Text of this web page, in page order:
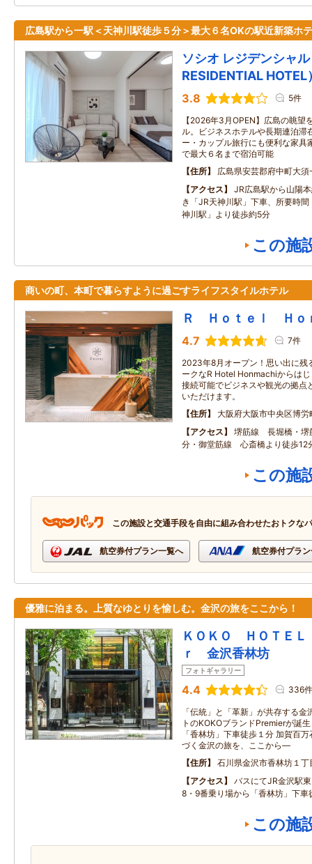
広島駅から一駅＜天神川駅徒歩５分＞最大６名OKの駅近新築ホ
ソシオ レジデンシャ
RESIDENTIAL HOTEL
3.8 5件
【2026年3月OPEN】広島の眺望
ル。ビジネスホテルや長期連泊滞
ー・カップル旅行にも便利な家具
で最大６名まで宿泊可能
住所
広島県安芸郡府中町大須
アクセス
JR広島駅から山陽
き「JR天神川駅」下車、所要時
神川駅」より徒歩約5分
この施
商いの町、本町で暮らすように過ごすライフスタイルホテル
Ｒ Ｈｏｔｅｌ Ｈｏ
4.7 7件
2023年8月オープン！思い出に残
ークなR Hotel Honmachiからは
接続可能でビジネスや観光の拠点
いただけます。
住所
大阪府大阪市中央区博
アクセス
堺筋線 長堀橋・堺
分・御堂筋線 心斎橋より徒歩12
この施
この施設と交通手段を自由に組み合わせたおトクな
航空券付プラン一覧へ 航空券付プラ
優雅に泊まる。上質なゆとりを愉しむ。金沢の旅をここから！
ＫＯＫＯ ＨＯＴＥ
ｒ 金沢香林坊
フォトギャラリー
4.4 336件
「伝統」と「革新」が共存する
トのKOKOブランドPremierが誕
「香林坊」下車徒歩１分 加賀百
づく金沢の旅を、ここから―
住所
石川県金沢市香林坊１丁
アクセス
バスにてJR金沢駅
8・9番乗り場から「香林坊」下車
この施